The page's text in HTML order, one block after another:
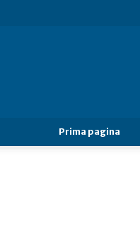
Prima pagina